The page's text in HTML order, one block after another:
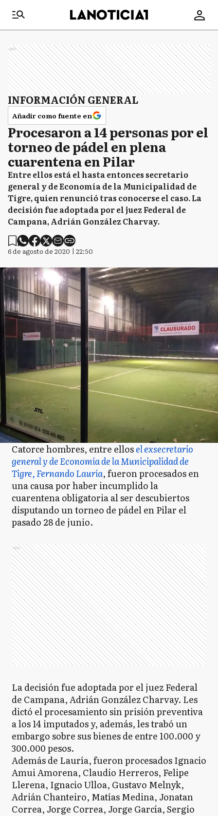
Ads
INFORMACIÓN GENERAL
Añadir como fuente en
Procesaron a 14 personas por el
torneo de pádel en plena
cuarentena en Pilar
Entre ellos está el hasta entonces secretario
general y de Economía de la Municipalidad de
Tigre, quien renunció tras conocerse el caso. La
decisión fue adoptada por el juez Federal de
Campana, Adrián González Charvay.
6 de agosto de 2020 | 22:50
Catorce hombres, entre ellosel exsecretario
general y de Economía de la Municipalidad de
Tigre, Fernando Lauría, fueron procesados en
una causa por haber incumplido la
cuarentena obligatoria al ser descubiertos
disputando un torneo de pádel en Pilar el
pasado 28 de junio.
Ads
La decisión fue adoptada por el juez Federal
de Campana, Adrián González Charvay. Les
dictó el procesamiento sin prisión preventiva
a los 14 imputados y, además, les trabó un
embargo sobre sus bienes de entre 100.000 y
300.000 pesos.
Además de Lauría, fueron procesados Ignacio
Amui Amorena, Claudio Herreros, Felipe
Llerena, Ignacio Ulloa, Gustavo Melnyk,
Adrián Chanteiro, Matías Medina, Jonatan
Correa, Jorge Correa, Jorge García, Sergio